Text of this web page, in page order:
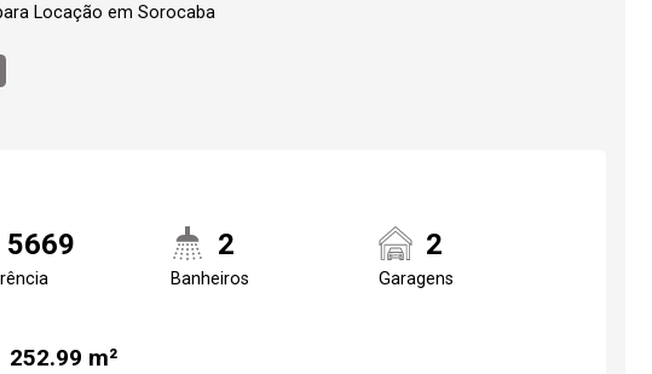
Locação em Sorocaba
5669 2
Banheiros
2
Garagens
252.99 m²